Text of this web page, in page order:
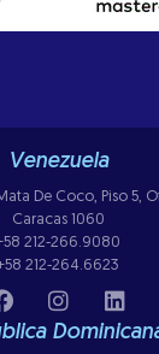
Venezuela
De Coco, Piso 5,
Caracas 1060
212-266.9080
212-264.6623